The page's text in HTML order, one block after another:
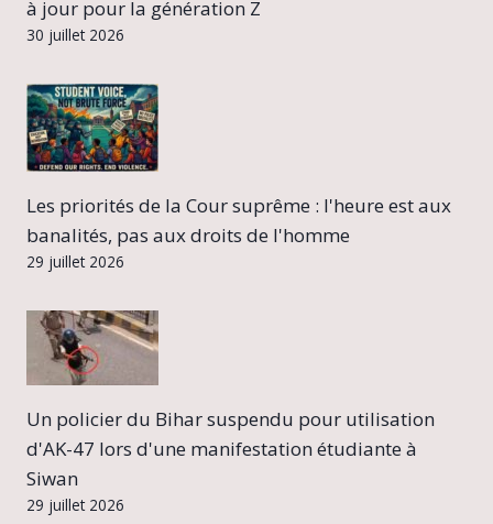
à jour pour la génération Z
30 juillet 2026
Les priorités de la Cour suprême : l'heure est aux
banalités, pas aux droits de l'homme
29 juillet 2026
Un policier du Bihar suspendu pour utilisation
d'AK-47 lors d'une manifestation étudiante à
Siwan
29 juillet 2026